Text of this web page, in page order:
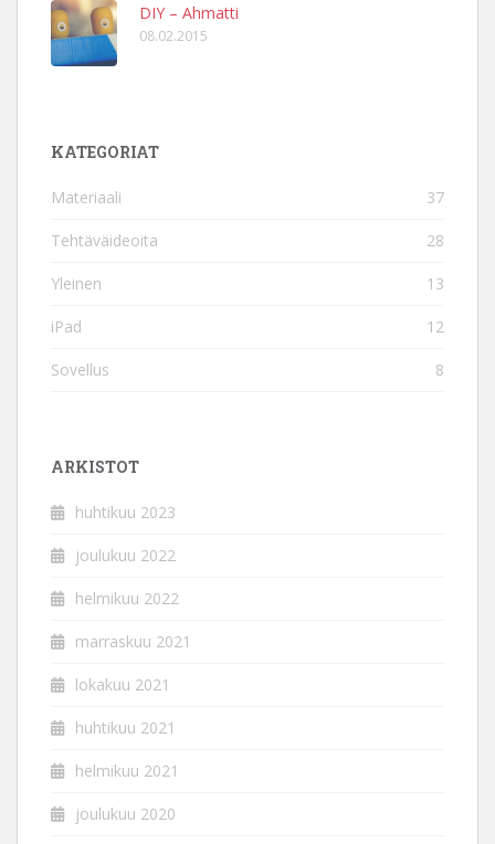
DIY – Ahmatti
08.02.2015
KATEGORIAT
Materiaali 37
Tehtäväideoita 28
Yleinen 13
iPad 12
Sovellus 8
ARKISTOT
huhtikuu 2023
joulukuu 2022
helmikuu 2022
marraskuu 2021
lokakuu 2021
huhtikuu 2021
helmikuu 2021
joulukuu 2020